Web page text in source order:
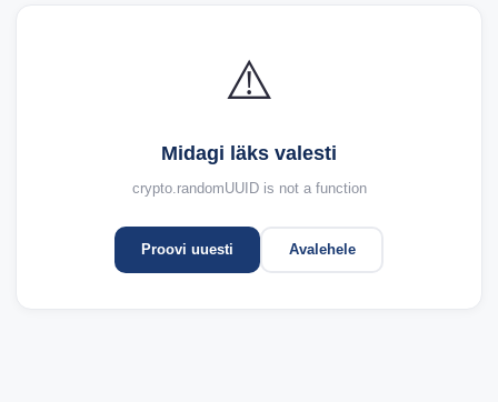
⚠️
Midagi läks valesti
crypto.randomUUID is not a function
Proovi uuesti Avalehele